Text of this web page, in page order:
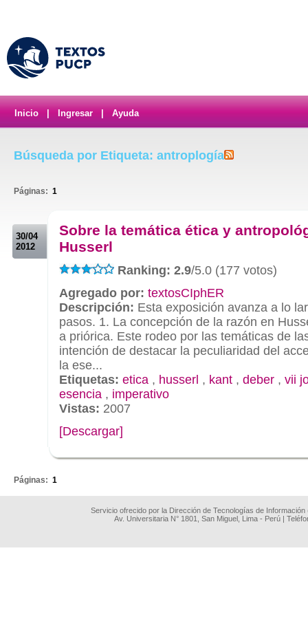
Inicio Ingresar Ayuda
Búsqueda por Etiqueta: antroplogía
Páginas: 1
30/04
2012
Sobre la temática ética y
Husserl
Ranking: 2.9/5.0 (177 votos)
Agregado por: textosCIphER
Descripción: Esta exposición avanza a lo
pasos. 1. La concepción de la razón en
a priórica. Este rodeo por las temáticas de
intención de destacar la peculiaridad del
la ese...
Etiquetas: etica , husserl , kant , deber , vii
esencia , imperativo
Vistas: 2007
[Descargar]
Páginas: 1
Servicio ofrecido por la Dirección de Tecnologías de
Av. Universitaria N° 1801, San Miguel, Lima - Perú |